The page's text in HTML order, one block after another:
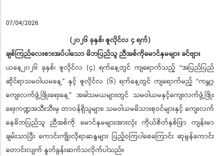
07/04/2026
(၂၀၂၆ ခုနှစ်၊ ဇူလိုင်လ ၄ ရက်)
ချစ်ကြည်လေးစားအပ်ပါသော မိဘပြည်သူ ညီအစ်ကိုမောင်နှမများ ခင်ဗျား
ယနေ့၂၀၂၆ ခုနှစ်၊ ဇူလိုင်လ (၄) ရက်နေ့တွင် ကျရောက်သည့် “အပြည်ပြည်
ဆိုင်ရာသမဝါယမနေ့” နှင့် ဇူလိုင်လ (၆) ရက်နေ့တွင် ကျရောက်မည့် “ကမ္ဘာ့
ကျေးလက်ဖွံ့ဖြိုးရေးနေ့” အခါသမယများတွင် သမဝါယမနှင့်ကျေးလက်ဖွံ့ဖြိုး
ရေးကဏ္ဍအသီးသီးမှ တာဝန်ရှိသူများ၊ သမဝါယမမိသားစုဝင်များနှင့် ကျေးလက်
နေမိဘပြည်သူ ညီအစ်ကို မောင်နှမများအားလုံး ကိုယ်စိတ်နှစ်ဖြာ ကျန်းမာ
ချမ်းသာပြီး ကောင်းကျိုးလိုရာဆန္ဒများ ပြည့်ဝကြပါစေကြောင်း ဆုမွန်ကောင်း
တောင်းလျက် နှုတ်ခွန်းဆက်သလိုက်ပါသည်။